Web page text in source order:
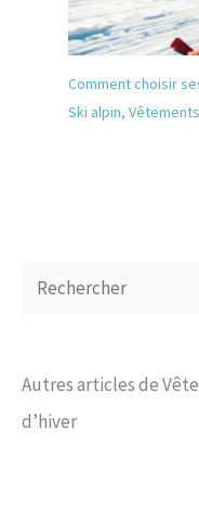
Comment choisir
Ski alpin,
Autres articles de
d’hiver